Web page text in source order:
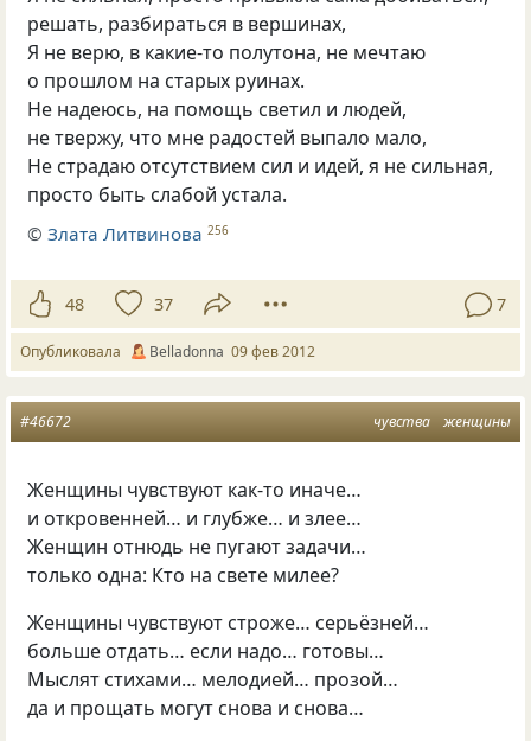
решать, разбираться в вершинах,
Я не верю, в какие-то полутона, не мечтаю
о прошлом на старых руинах.
Не надеюсь, на помощь светил и людей,
не твержу, что мне радостей выпало мало,
Не страдаю отсутствием сил и идей, я не сильная,
просто быть слабой устала.
©Злата Литвинова 256
48 37 7
Опубликовала Belladonna 09 фев 2012
чувства женщины
#46672
Женщины чувствуют как-то иначе…
и откровенней… и глубже… и злее…
Женщин отнюдь не пугают задачи…
только одна: Кто на свете милее?
Женщины чувствуют строже… серьёзней…
больше отдать… если надо… готовы…
Мыслят стихами… мелодией… прозой…
да и прощать могут снова и снова…